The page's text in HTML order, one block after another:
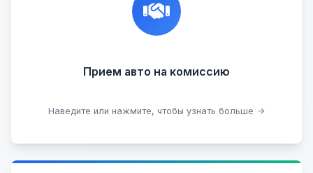
Прием авто на комиссию
Наведите или нажмите, чтобы узнать больше →
переговоры с клиентами, подготовка документов,
сопровождение сделки.
Прием битых авто
Оставить на комиссии